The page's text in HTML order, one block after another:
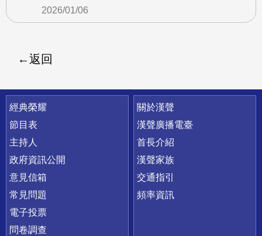
2026/01/06
返回
快速連結
經典榮耀
節目表
主持人
政府資訊公開
意見信箱
常見問題
電子投票
問卷調查
關於漢聲
漢聲廣播電臺
首長介紹
漢聲家族
交通指引
頻率資訊